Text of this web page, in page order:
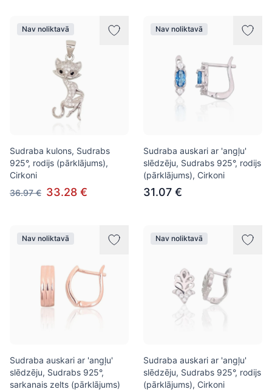
Nav noliktavā
Sudraba kulons, Sudrabs
925°, rodijs (pārklājums),
Cirkoni
36.97 € 33.28 €
Nav noliktavā
Sudraba auskari ar 'angļu'
slēdzēju, Sudrabs 925°, rodijs
(pārklājums), Cirkoni
31.07 €
Nav noliktavā
Sudraba auskari ar 'angļu'
slēdzēju, Sudrabs 925°,
sarkanais zelts (pārklājums)
Nav noliktavā
Sudraba auskari ar 'angļu'
slēdzēju, Sudrabs 925°, rodijs
(pārklājums), Cirkoni